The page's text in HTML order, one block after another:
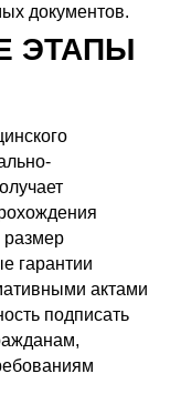
документов.
ЭТАПЫ
размер
гарантии
актами
подписать